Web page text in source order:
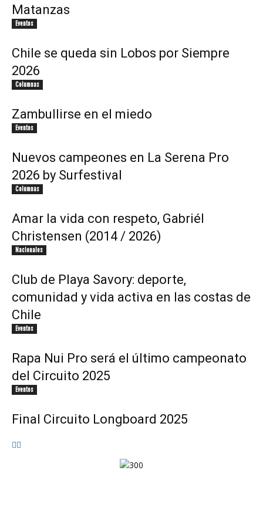
Matanzas
Eventos
Chile se queda sin Lobos por Siempre
2026
Columnas
Zambullirse en el miedo
Eventos
Nuevos campeones en La Serena Pro
2026 by Surfestival
Columnas
Amar la vida con respeto, Gabriél
Christensen (2014 / 2026)
Nacionales
Club de Playa Savory: deporte,
comunidad y vida activa en las costas de
Chile
Eventos
Rapa Nui Pro será el último campeonato
del Circuito 2025
Eventos
Final Circuito Longboard 2025